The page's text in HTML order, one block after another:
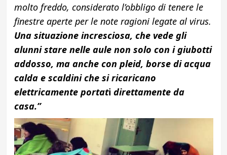
molto freddo, considerato l’obbligo di tenere le
finestre aperte per le note ragioni legate al virus.
Una situazione incresciosa, che vede gli
alunni stare nelle aule non solo con i giubotti
addosso, ma anche con pleid, borse di acqua
calda e scaldini che si ricaricano
elettricamente portatidirettamente da
casa.”